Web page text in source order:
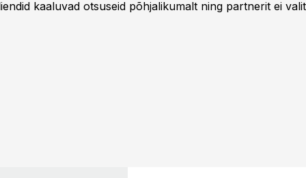
kaaluvad otsuseid põhjalikumalt ning partnerit ei